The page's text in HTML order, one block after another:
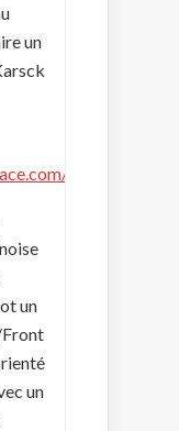
un
karsck
un
un